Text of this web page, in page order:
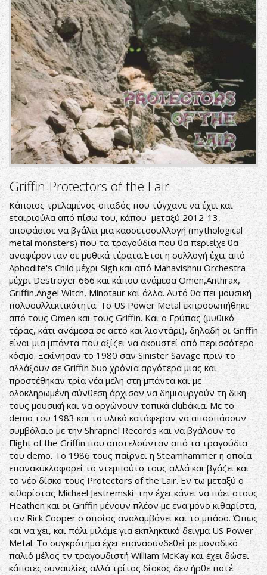
Griffin-Protectors of the Lair
Κάποιος τρελαμένος οπαδός που τύγχανε να έχει και
εταιριούλα από πίσω του, κάπου μεταξύ 2012-13,
αποφάσισε να βγάλει μια κασσετοσυλλογή (mythological
metal monsters) που τα τραγούδια που θα περιείχε θα
αναφέρονταν σε μυθικά τέρατα.Έτσι η συλλογή έχει από
Aphodite's Child μέχρι Sigh και από Mahavishnu Orchestra
μέχρι Destroyer 666 και κάπου ανάμεσα Omen,Anthrax,
Griffin,Angel Witch, Minotaur και άλλα. Αυτό θα πει μουσική
πολυσυλλεκτικότητα. Το US Power Metal εκπροσωπήθηκε
από τους Omen και τους Griffin. Και ο Γρύπας (μυθικό
τέρας, κάτι ανάμεσα σε αετό και λιοντάρι), δηλαδή οι Griffin
είναι μια μπάντα που αξίζει να ακουστεί από περισσότερο
κόσμο. Ξεκίνησαν το 1980 σαν Sinister Savage πριν το
αλλάξουν σε Griffin δυο χρόνια αργότερα μιας και
προστέθηκαν τρία νέα μέλη στη μπάντα και με
ολοκληρωμένη σύνθεση άρχισαν να δημιουργούν τη δική
τους μουσική και να οργώνουν τοπικά clubάκια. Με το
demo του 1983 και το υλικό κατάφεραν να αποσπάσουν
συμβόλαιο με την Shrapnel Records και να βγάλουν το
Flight of the Griffin που αποτελούνταν από τα τραγούδια
του demo. To 1986 τους παίρνει η Steamhammer η οποία
επανακυκλοφορεί το ντεμπούτο τους αλλά και βγάζει και
το νέο δίσκο τους Protectors of the Lair. Εν τω μεταξύ ο
κιθαρίστας Michael Jastremski την έχει κάνει να πάει στους
Heathen και οι Griffin μένουν πλέον με ένα μόνο κιθαρίστα,
τον Rick Cooper ο οποίος αναλαμβάνει και το μπάσο. Όπως
και να χει, και πάλι μιλάμε για εκπληκτικό δειγμα US Power
Metal. Το συγκρότημα έχει επανασυνδεθεί με μοναδικό
παλιό μέλος τν τραγουδιστή William McKay και έχει δώσει
κάποιες συναυλίες αλλά τρίτος δίσκος δεν ήρθε ποτέ.